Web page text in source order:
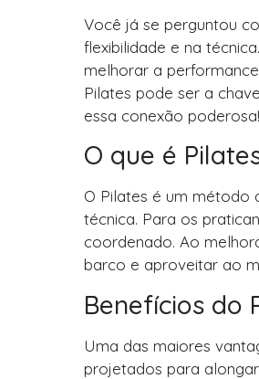
Você já se perguntou
flexibilidade e na
melhorar a
Pilates pode ser a
essa conexão poderosa!
O que é
O Pilates é um método
técnica. Para os
coordenado. Ao
barco e aproveitar ao
Benefícios do
Uma das maiores
projetados para